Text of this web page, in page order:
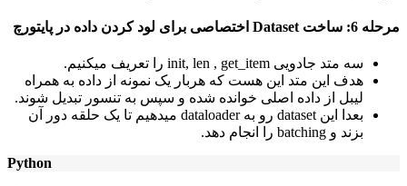
مرحله 6: ساخت Dataset اختصاصی برای لود کردن داده در پایتورچ
سه متد جادویی init, len , get_item را تعریف میکنیم.
هدف این متد این هست که هربار یک نمونه از داده به همراه
لیبل از داده اصلی خوانده شده و سپس به تنسور تبدیل شوند.
بعدا این dataset رو به dataloader میدهیم تا یک حلقه دور آن
بزند و batching را انجام دهد.
Python